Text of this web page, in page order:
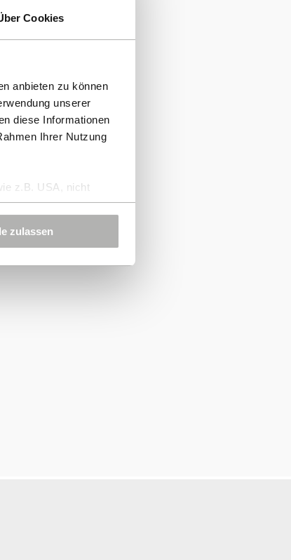
Cookies
anbieten zu können
unserer
diese Informationen
Ihrer Nutzung
z.B. USA, nicht
zulassen